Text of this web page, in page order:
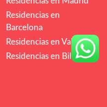
Residencias en
Barcelona
Residencias en Valencia
Residencias en Bilbao